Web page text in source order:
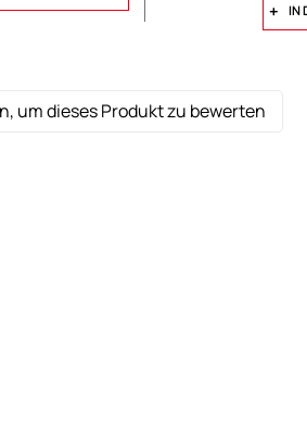
IN
um dieses Produkt zu bewerten